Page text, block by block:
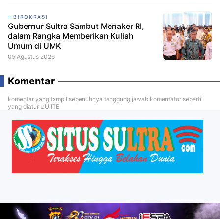
BIROKRASI
Gubernur Sultra Sambut Menaker RI,
dalam Rangka Memberikan Kuliah
Umum di UMK
05 Agustus 2026
Komentar
komentar yang tampil sepenuhnya tanggung jawab komentator seperti
yang diatur UU ITE